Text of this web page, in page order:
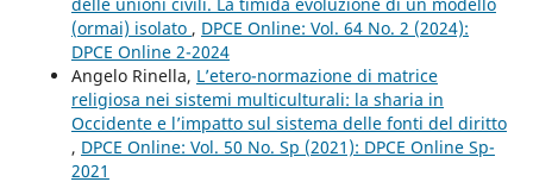
(ormai) isolato , DPCE Online: Vol. 64 No. 2 (2024):
DPCE Online 2-2024
Angelo Rinella, L’etero-normazione di matrice
religiosa nei sistemi multiculturali: la sharia in
Occidente e l’impatto sul sistema delle fonti del diritto
, DPCE Online: Vol. 50 No. Sp (2021): DPCE Online Sp-
2021